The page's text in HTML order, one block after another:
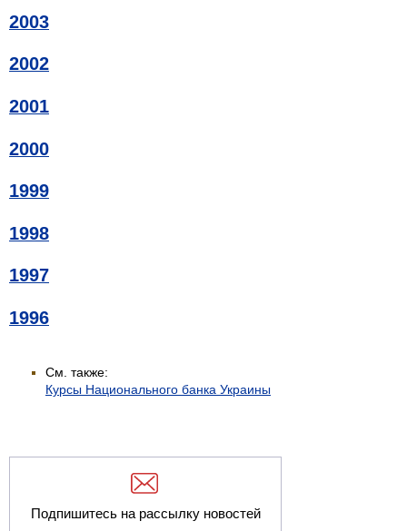
2003
2002
2001
2000
1999
1998
1997
1996
См. также:
Курсы Национального банка Украины
Подпишитесь на рассылку новостей